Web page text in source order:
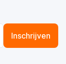
Inschrijven